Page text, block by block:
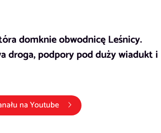
domknie obwodnicę Leśnicy.
droga, podpory pod duży wiadukt i
naYoutube(link otwiera się w nowym oknie)